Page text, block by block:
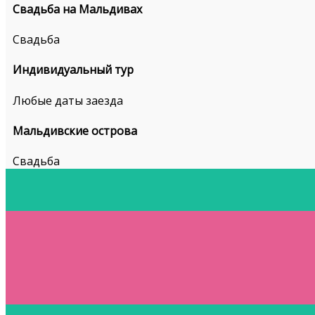
Свадьба на Мальдивах
Свадьба
Индивидуальный тур
Любые даты заезда
Мальдивские острова
Свадьба